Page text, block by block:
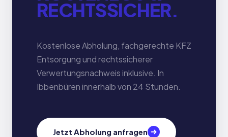
RECHTSSICHER.
Kostenlose Abholung, fachgerechte KFZ
Entsorgung und rechtssicherer
Verwertungsnachweis inklusive. In
Ibbenbüren innerhalb von 24 Stunden.
Jetzt Abholung anfragen